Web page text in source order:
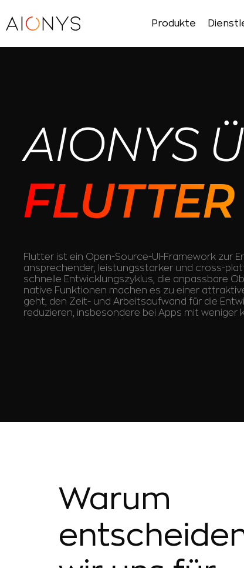
Produkte
AIONYS
FLUTTER
Flutter ist ein Open-Source-UI-Framework zur
ansprechender, leistungsstarker und cross-
schnelle Entwicklungszyklus, die anpassbare
native Funktionen machen es zu einer
geht, den Zeit- und Arbeitsaufwand für die
reduzieren, insbesondere bei Apps mit weniger
Warum